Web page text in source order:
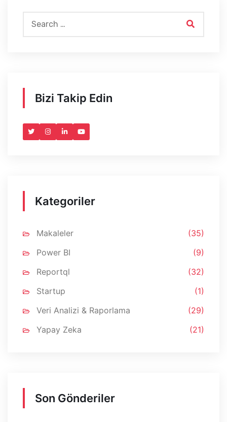
Bizi Takip Edin
Kategoriler
Makaleler
(35)
Power BI
(9)
Reportql
(32)
Startup
(1)
Veri Analizi & Raporlama
(29)
Yapay Zeka
(21)
Son Gönderiler